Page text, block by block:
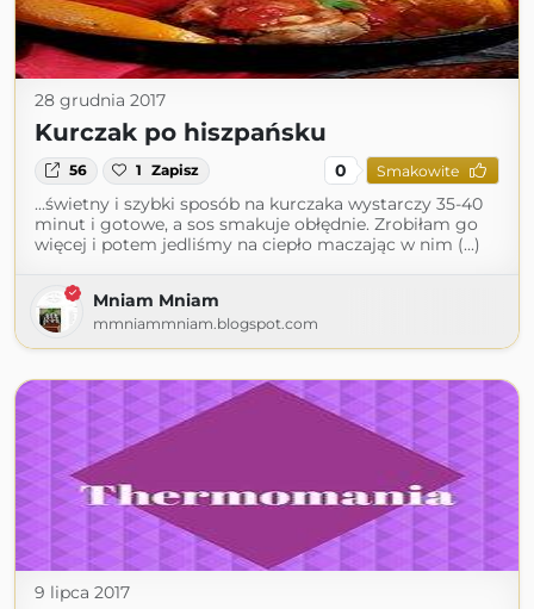
28 grudnia 2017
Kurczak po hiszpańsku
56 1 Zapisz 0 Smakowite
...świetny i szybki sposób na kurczaka wystarczy 35-40
minut i gotowe, a sos smakuje obłędnie. Zrobiłam go
więcej i potem jedliśmy na ciepło maczając w nim (...)
Mniam Mniam
mmniammniam.blogspot.com
9 lipca 2017